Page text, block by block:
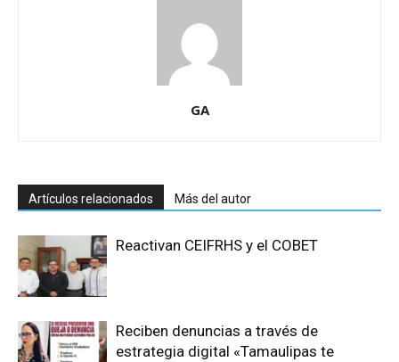
GA
Artículos relacionados Más del autor
Reactivan CEIFRHS y el COBET
Reciben denuncias a través de
estrategia digital «Tamaulipas te